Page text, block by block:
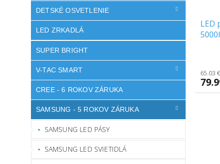
DETSKÉ OSVETLENIE
LED ZRKADLÁ
SUPER BRIGHT
V-TAC SMART
CREE - 6 ROKOV ZÁRUKA
SAMSUNG - 5 ROKOV ZÁRUKA
SAMSUNG LED PÁSY
SAMSUNG LED SVIETIDLÁ
LED
65.03